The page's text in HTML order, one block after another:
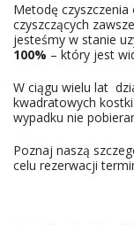
Metodę
czyszczących
jesteśmy w stanie
100% – który jest
W ciągu wielu lat
kwadratowych
wypadku nie
Poznaj naszą
celu rezerwacji